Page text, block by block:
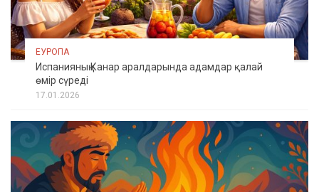
ЕУРОПА
Испанияның Канар аралдарында адамдар қалай
өмір сүреді
17.01.2026